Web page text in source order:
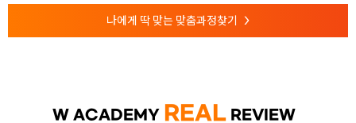
나에게 딱 맞는 맞춤과정찾기 >
W ACADEMY REAL REVIEW